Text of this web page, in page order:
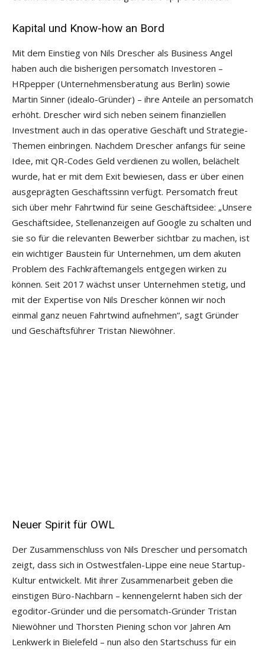
Kapital und Know-how an Bord
Mit dem Einstieg von Nils Drescher als Business Angel
haben auch die bisherigen persomatch Investoren –
HRpepper (Unternehmensberatung aus Berlin) sowie
Martin Sinner (idealo-Gründer) – ihre Anteile an persomatch
erhöht. Drescher wird sich neben seinem finanziellen
Investment auch in das operative Geschäft und Strategie-
Themen einbringen. Nachdem Drescher anfangs für seine
Idee, mit QR-Codes Geld verdienen zu wollen, belächelt
wurde, hat er mit dem Exit bewiesen, dass er über einen
ausgeprägten Geschäftssinn verfügt. Persomatch freut
sich über mehr Fahrtwind für seine Geschäftsidee: „Unsere
Geschäftsidee, Stellenanzeigen auf Google zu schalten und
sie so für die relevanten Bewerber sichtbar zu machen, ist
ein wichtiger Baustein für Unternehmen, um dem akuten
Problem des Fachkräftemangels entgegen wirken zu
können. Seit 2017 wächst unser Unternehmen stetig, und
mit der Expertise von Nils Drescher können wir noch
einmal ganz neuen Fahrtwind aufnehmen“, sagt Gründer
und Geschäftsführer Tristan Niewöhner.
Neuer Spirit für OWL
Der Zusammenschluss von Nils Drescher und persomatch
zeigt, dass sich in Ostwestfalen-Lippe eine neue Startup-
Kultur entwickelt. Mit ihrer Zusammenarbeit geben die
einstigen Büro-Nachbarn – kennengelernt haben sich der
egoditor-Gründer und die persomatch-Gründer Tristan
Niewöhner und Thorsten Piening schon vor Jahren Am
Lenkwerk in Bielefeld – nun also den Startschuss für ein